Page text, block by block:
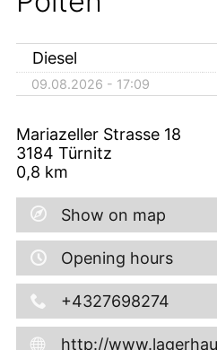
Diesel
09.08.2026 - 17:09
Mariazeller Strasse 18
3184 Türnitz
0,8 km
Show on map
Opening hours
+4327698274
http://